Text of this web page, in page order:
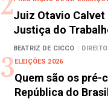
Juiz Otavio
Justiça do
BEATRIZ DE CICCO |
ELEIÇÕES 2026
Quem são os
República do